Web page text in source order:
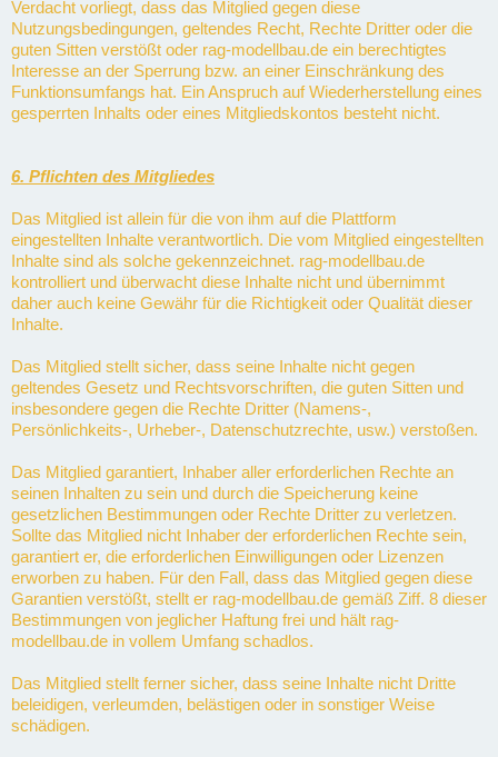
Verdacht vorliegt, dass das Mitglied gegen diese
Nutzungsbedingungen, geltendes Recht, Rechte Dritter oder die
guten Sitten verstößt oder rag-modellbau.de ein berechtigtes
Interesse an der Sperrung bzw. an einer Einschränkung des
Funktionsumfangs hat. Ein Anspruch auf Wiederherstellung eines
gesperrten Inhalts oder eines Mitgliedskontos besteht nicht.
6. Pflichten des Mitgliedes
Das Mitglied ist allein für die von ihm auf die Plattform
eingestellten Inhalte verantwortlich. Die vom Mitglied eingestellten
Inhalte sind als solche gekennzeichnet. rag-modellbau.de
kontrolliert und überwacht diese Inhalte nicht und übernimmt
daher auch keine Gewähr für die Richtigkeit oder Qualität dieser
Inhalte.
Das Mitglied stellt sicher, dass seine Inhalte nicht gegen
geltendes Gesetz und Rechtsvorschriften, die guten Sitten und
insbesondere gegen die Rechte Dritter (Namens-,
Persönlichkeits-, Urheber-, Datenschutzrechte, usw.) verstoßen.
Das Mitglied garantiert, Inhaber aller erforderlichen Rechte an
seinen Inhalten zu sein und durch die Speicherung keine
gesetzlichen Bestimmungen oder Rechte Dritter zu verletzen.
Sollte das Mitglied nicht Inhaber der erforderlichen Rechte sein,
garantiert er, die erforderlichen Einwilligungen oder Lizenzen
erworben zu haben. Für den Fall, dass das Mitglied gegen diese
Garantien verstößt, stellt er rag-modellbau.de gemäß Ziff. 8 dieser
Bestimmungen von jeglicher Haftung frei und hält rag-
modellbau.de in vollem Umfang schadlos.
Das Mitglied stellt ferner sicher, dass seine Inhalte nicht Dritte
beleidigen, verleumden, belästigen oder in sonstiger Weise
schädigen.